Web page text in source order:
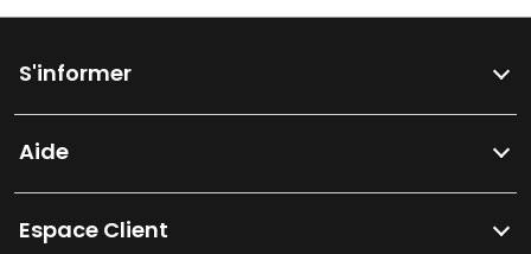
S'informer
Aide
Espace Client